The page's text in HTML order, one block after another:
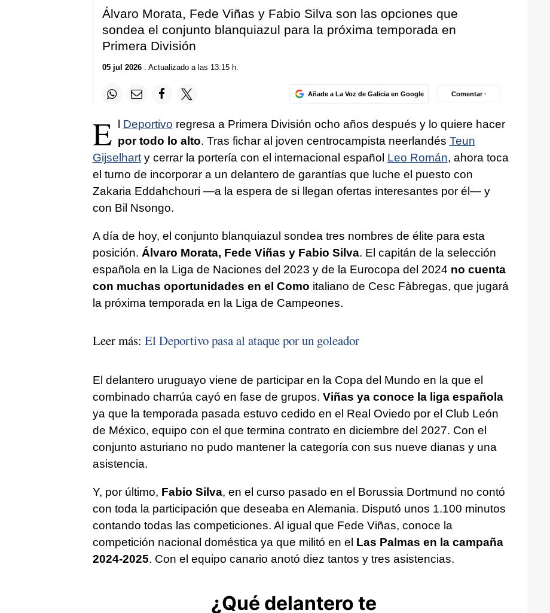
Álvaro Morata, Fede Viñas y Fabio Silva son las opciones que
sondea el conjunto blanquiazul para la próxima temporada en
Primera División
05 jul 2026. Actualizado a las 13:15 h.
Añade a La Voz de Galicia en Google Comentar ·
E l Deportivo regresa a Primera División ocho años después y lo quiere hacer
por todo lo alto. Tras fichar al joven centrocampista neerlandés Teun
Gijselharty cerrar la portería con el internacional español Leo Román, ahora toca
el turno de incorporar a un delantero de garantías que luche el puesto con
Zakaria Eddahchouri —a la espera de si llegan ofertas interesantes por él— y
con Bil Nsongo.
A día de hoy, el conjunto blanquiazul sondea tres nombres de élite para esta
posición. Álvaro Morata, Fede Viñas y Fabio Silva. El capitán de la selección
española en la Liga de Naciones del 2023 y de la Eurocopa del 2024 no cuenta
con muchas oportunidades en el Como italiano de Cesc Fàbregas, que jugará
la próxima temporada en la Liga de Campeones.
Leer más: El Deportivo pasa al ataque por un goleador
El delantero uruguayo viene de participar en la Copa del Mundo en la que el
combinado charrúa cayó en fase de grupos. Viñas ya conoce la liga española
ya que la temporada pasada estuvo cedido en el Real Oviedo por el Club León
de México, equipo con el que termina contrato en diciembre del 2027. Con el
conjunto asturiano no pudo mantener la categoría con sus nueve dianas y una
asistencia.
Y, por último, Fabio Silva, en el curso pasado en el Borussia Dortmund no contó
con toda la participación que deseaba en Alemania. Disputó unos 1.100 minutos
contando todas las competiciones. Al igual que Fede Viñas, conoce la
competición nacional doméstica ya que militó en el Las Palmas en la campaña
2024-2025. Con el equipo canario anotó diez tantos y tres asistencias.